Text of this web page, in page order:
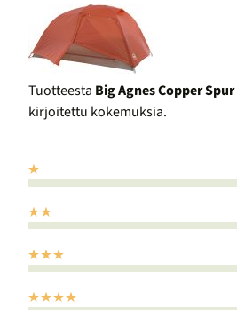
Tuotteesta Big Agnes Copper Spur
kirjoitettu kokemuksia.